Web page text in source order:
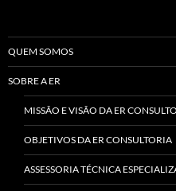
QUEM SOMOS
SOBRE A ER
MISSÃO E VISÃO DA ER
OBJETIVOS DA ER CONSULTORIA
ASSESSORIA TÉCNICA